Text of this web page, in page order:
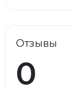
Отзывы
0